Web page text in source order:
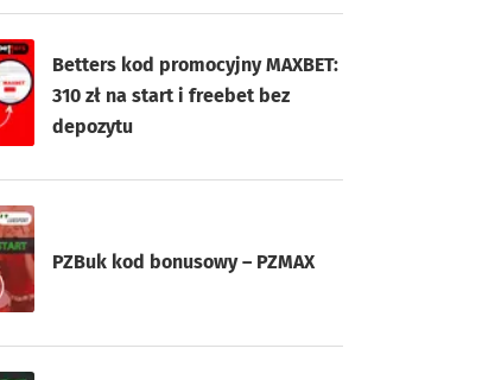
Betters kod promocyjny MAXBET:
310 zł na start i freebet bez
depozytu
PZBuk kod bonusowy – PZMAX